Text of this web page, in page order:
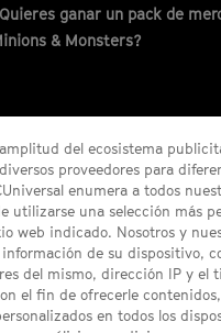
ganar un pack de
& Monsters?
FACEBOOK YOUTUBEINSTAGRAM
del ecosistema
proveedores para
enumera a todos
utilizarse una selección más
web indicado. Nosotros y
información de su dispositivo,
del mismo, dirección IP y el
el fin de ofrecerle
en todos los